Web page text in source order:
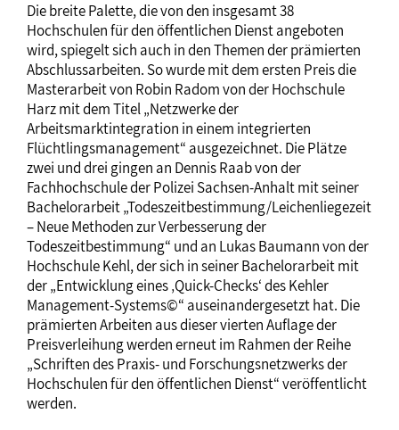
Die breite Palette, die von den insgesamt 38
Hochschulen für den öffentlichen Dienst angeboten
wird, spiegelt sich auch in den Themen der prämierten
Abschlussarbeiten. So wurde mit dem ersten Preis die
Masterarbeit von Robin Radom von der Hochschule
Harz mit dem Titel „Netzwerke der
Arbeitsmarktintegration in einem integrierten
Flüchtlingsmanagement“ ausgezeichnet. Die Plätze
zwei und drei gingen an Dennis Raab von der
Fachhochschule der Polizei Sachsen-Anhalt mit seiner
Bachelorarbeit „Todeszeitbestimmung/Leichenliegezeit
– Neue Methoden zur Verbesserung der
Todeszeitbestimmung“ und an Lukas Baumann von der
Hochschule Kehl, der sich in seiner Bachelorarbeit mit
der „Entwicklung eines ‚Quick-Checks‘ des Kehler
Management-Systems©“ auseinandergesetzt hat. Die
prämierten Arbeiten aus dieser vierten Auflage der
Preisverleihung werden erneut im Rahmen der Reihe
„Schriften des Praxis- und Forschungsnetzwerks der
Hochschulen für den öffentlichen Dienst“ veröffentlicht
werden.